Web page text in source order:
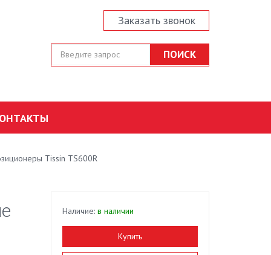
Заказать звонок
Tissin TS600R
Наличие:в наличии
Купить